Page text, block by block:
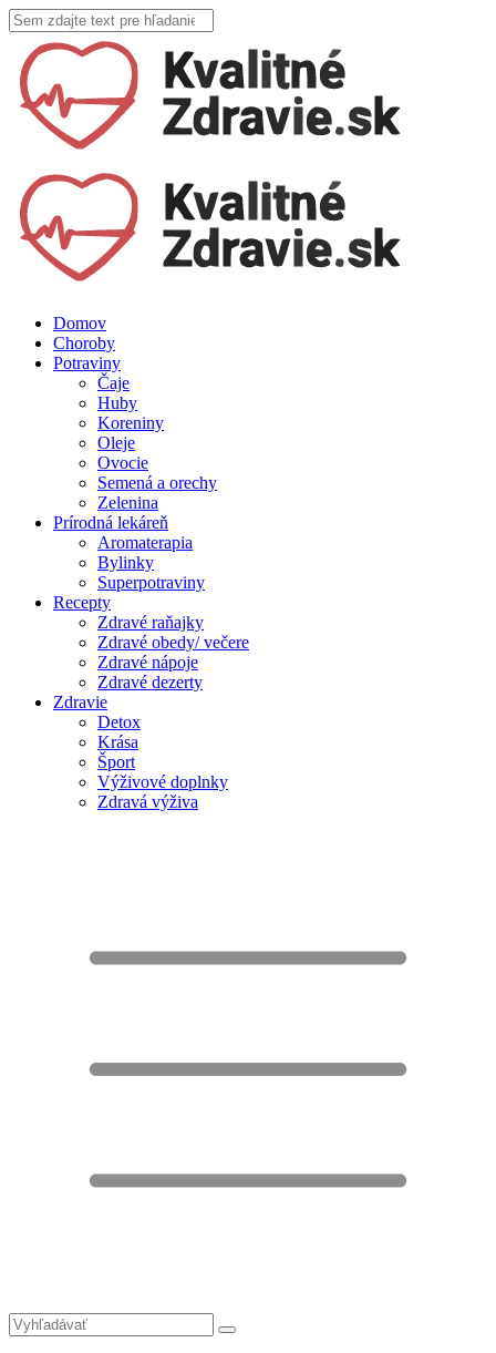
Domov
Choroby
Potraviny
Čaje
Huby
Koreniny
Oleje
Ovocie
Semená a orechy
Zelenina
Prírodná lekáreň
Aromaterapia
Bylinky
Superpotraviny
Recepty
Zdravé raňajky
Zdravé obedy/ večere
Zdravé nápoje
Zdravé dezerty
Zdravie
Detox
Krása
Šport
Výživové doplnky
Zdravá výživa